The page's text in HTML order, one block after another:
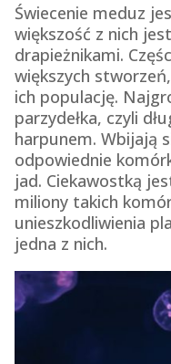
Świecenie meduz
większość z nich
drapieżnikami.
większych
ich populację.
parzydełka, czyli
harpunem. Wbijają
odpowiednie
jad. Ciekawostką
miliony takich
unieszkodliwienia
jedna z nich.